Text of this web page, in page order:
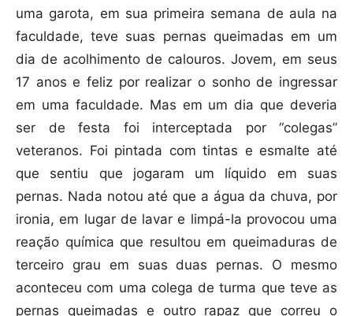
uma garota, em sua primeira semana de aula na
faculdade, teve suas pernas queimadas em um
dia de acolhimento de calouros. Jovem, em seus
17 anos e feliz por realizar o sonho de ingressar
em uma faculdade. Mas em um dia que deveria
ser de festa foi interceptada por “colegas”
veteranos. Foi pintada com tintas e esmalte até
que sentiu que jogaram um líquido em suas
pernas. Nada notou até que a água da chuva, por
ironia, em lugar de lavar e limpá-la provocou uma
reação química que resultou em queimaduras de
terceiro grau em suas duas pernas. O mesmo
aconteceu com uma colega de turma que teve as
pernas queimadas e outro rapaz que correu o